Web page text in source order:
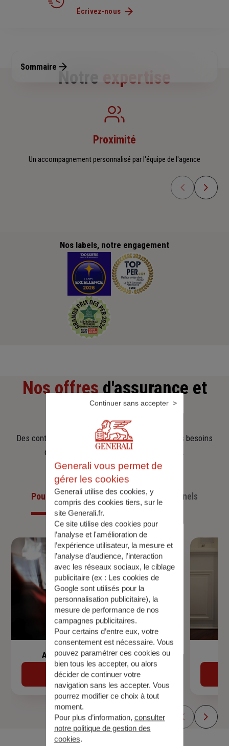
Écrivez-nous
Sommaire
Notre expertise
Proximité
Un accompagnement personnalisé par l'équipe de l'agence
Nos labels, notre engagement
Nos offresd'assurance et
d'épargne
Des contrats clairs et flexibles pour sécuriser vos besoins
d’aujourd’hui et anticiper ceux de demain.
Pour les particuliersPour les professionnels
Assurance de prêt immobilier
Découvrir
Generali vous permet de
gérer les cookies
Generali utilise des cookies, y
compris des cookies tiers, sur le
site Generali.fr.
Ce site utilise des cookies pour
l’analyse et l'amélioration de
l’expérience utilisateur, la mesure et
l’analyse d’audience, l’interaction
avec les réseaux sociaux, le ciblage
publicitaire (ex : Les cookies de
Google sont utilisés pour la
personnalisation publicitaire), la
mesure de performance de nos
campagnes publicitaires.
Pour certains d’entre eux, votre
consentement est nécessaire. Vous
pouvez paramétrer ces cookies ou
bien tous les accepter, ou alors
décider de continuer votre
navigation sans les accepter. Vous
pourrez modifier ce choix à tout
moment.
Pour plus d’information, consulter
notre politique de gestion des
cookies.
Continuer sans accepter